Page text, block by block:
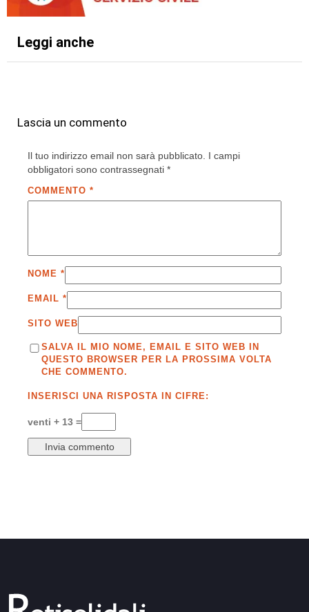
Leggi anche
Lascia un commento
Il tuo indirizzo email non sarà pubblicato. I campi
obbligatori sono contrassegnati *
COMMENTO *
NOME *
EMAIL *
SITO WEB
SALVA IL MIO NOME, EMAIL E SITO WEB IN
QUESTO BROWSER PER LA PROSSIMA VOLTA
CHE COMMENTO.
INSERISCI UNA RISPOSTA IN CIFRE:
venti + 13 =